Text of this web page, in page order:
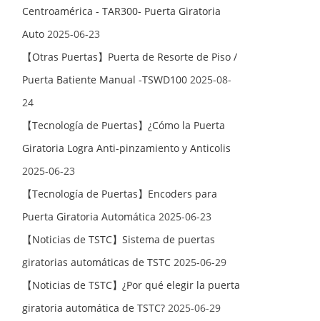
Centroamérica - TAR300- Puerta Giratoria
Auto 2025-06-23
【Otras Puertas】Puerta de Resorte de Piso /
Puerta Batiente Manual -TSWD100 2025-08-
24
【Tecnología de Puertas】¿Cómo la Puerta
Giratoria Logra Anti-pinzamiento y Anticolis
2025-06-23
【Tecnología de Puertas】Encoders para
Puerta Giratoria Automática 2025-06-23
【Noticias de TSTC】Sistema de puertas
giratorias automáticas de TSTC 2025-06-29
【Noticias de TSTC】¿Por qué elegir la puerta
giratoria automática de TSTC? 2025-06-29